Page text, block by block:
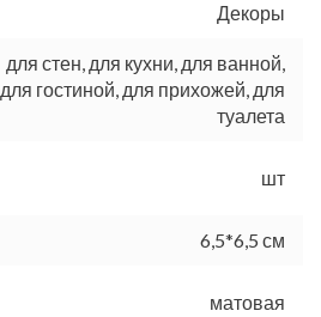
Декоры
для стен, для кухни, для ванной,
для гостиной, для прихожей, для
туалета
шт
6,5*6,5 см
матовая